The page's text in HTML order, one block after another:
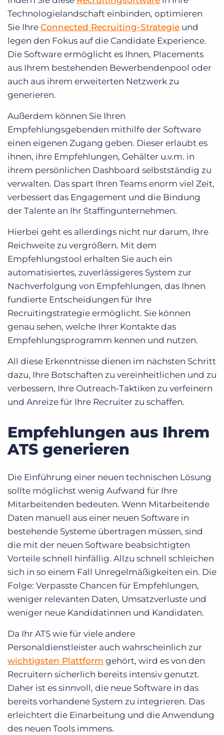
Technologielandschaft einbinden, optimieren
Sie Ihre Connected Recruiting-Strategie und
legen den Fokus auf die Candidate Experience.
Die Software ermöglicht es Ihnen, Placements
aus Ihrem bestehenden Bewerbendenpool oder
auch aus ihrem erweiterten Netzwerk zu
generieren.
Außerdem können Sie Ihren
Empfehlungsgebenden mithilfe der Software
einen eigenen Zugang geben. Dieser erlaubt es
ihnen, ihre Empfehlungen, Gehälter u.v.m. in
ihrem persönlichen Dashboard selbstständig zu
verwalten. Das spart Ihren Teams enorm viel Zeit,
verbessert das Engagement und die Bindung
der Talente an Ihr Staffingunternehmen.
Hierbei geht es allerdings nicht nur darum, Ihre
Reichweite zu vergrößern. Mit dem
Empfehlungstool erhalten Sie auch ein
automatisiertes, zuverlässigeres System zur
Nachverfolgung von Empfehlungen, das Ihnen
fundierte Entscheidungen für Ihre
Recruitingstrategie ermöglicht. Sie können
genau sehen, welche Ihrer Kontakte das
Empfehlungsprogramm kennen und nutzen.
All diese Erkenntnisse dienen im nächsten Schritt
dazu, Ihre Botschaften zu vereinheitlichen und zu
verbessern, Ihre Outreach-Taktiken zu verfeinern
und Anreize für Ihre Recruiter zu schaffen.
Empfehlungen aus Ihrem
ATS generieren
Die Einführung einer neuen technischen Lösung
sollte möglichst wenig Aufwand für Ihre
Mitarbeitenden bedeuten. Wenn Mitarbeitende
Daten manuell aus einer neuen Software in
bestehende Systeme übertragen müssen, sind
die mit der neuen Software beabsichtigten
Vorteile schnell hinfällig. Allzu schnell schleichen
sich in so einem Fall Unregelmäßigkeiten ein. Die
Folge: Verpasste Chancen für Empfehlungen,
weniger relevanten Daten, Umsatzverluste und
weniger neue Kandidatinnen und Kandidaten.
Da Ihr ATS wie für viele andere
Personaldienstleister auch wahrscheinlich zur
wichtigsten Plattform gehört, wird es von den
Recruitern sicherlich bereits intensiv genutzt.
Daher ist es sinnvoll, die neue Software in das
bereits vorhandene System zu integrieren. Das
erleichtert die Einarbeitung und die Anwendung
des neuen Tools immens.